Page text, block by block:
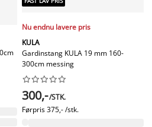
Nu endnu lavere pris
KULA
Gardinstang KULA 19 mm 160-
300cm messing






300,-/STK.
Førpris375,- /stk.